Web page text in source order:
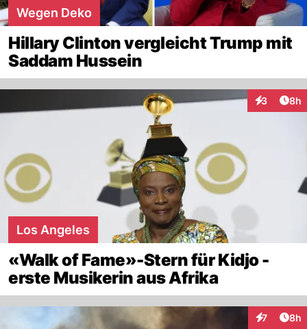
Wegen Deko
Hillary Clinton vergleicht Trump mit
Saddam Hussein
3 8h
Los Angeles
«Walk of Fame»-Stern für Kidjo -
erste Musikerin aus Afrika
7 8h